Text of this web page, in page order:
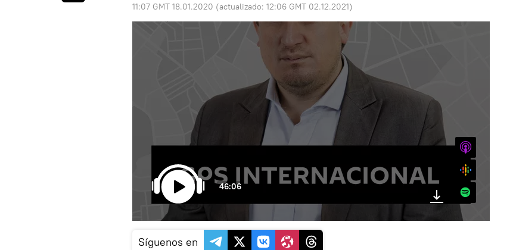
11:07 GMT 18.01.2020 (actualizado: 12:06 GMT 02.12.2021)
46:06
iTunes
Google
Spotify
Síguenos en